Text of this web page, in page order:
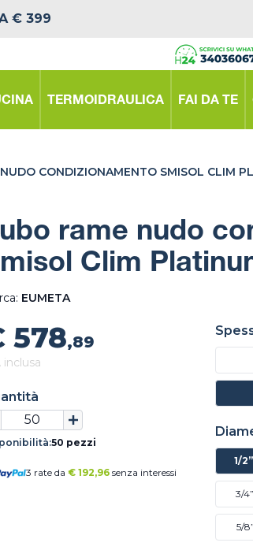
€ 399
TERMOIDRAULICA FAI DA TE
CONDIZIONAMENTO SMISOL CLIM
rame nudo
Clim
EUMETA
578,89
inclusa
50 pezzi
3 rate da € 192,96 senza interessi
1/
3/
5/